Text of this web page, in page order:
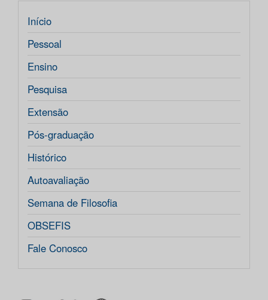
Início
Pessoal
Ensino
Pesquisa
Extensão
Pós-graduação
Histórico
Autoavaliação
Semana de Filosofia
OBSEFIS
Fale Conosco